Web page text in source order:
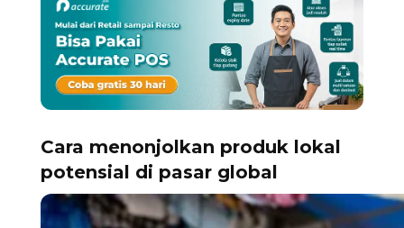
Cara menonjolkan produk lokal
potensial di pasar global